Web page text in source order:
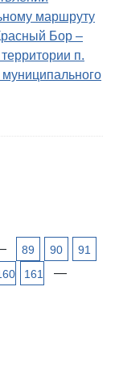
маршруту
Бор –
п.
89 90
91
161 —